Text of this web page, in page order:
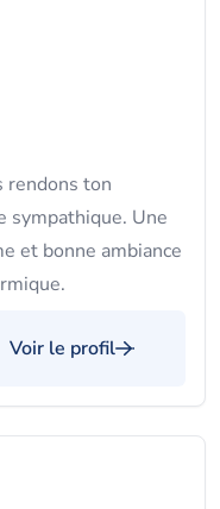
rendons ton
sympathique. Une
et bonne ambiance
Voir le profil